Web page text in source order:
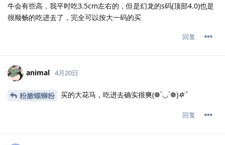
牛会有些高，我平时吃3.5cm左右的，但是幻龙的s码(顶部4.0)也是
很顺畅的吃进去了，完全可以按大一码的买
回复
animal 4月20日
粉嫩螺蛳粉 买的大花马，吃进去确实很爽(❁´◡`❁)✲ﾟ
回复